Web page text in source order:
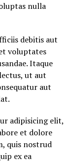
nulla
debitis aut
voluptates
Itaque
ut aut
aut
adipisicing elit,
et dolore
quis nostrud
ex ea